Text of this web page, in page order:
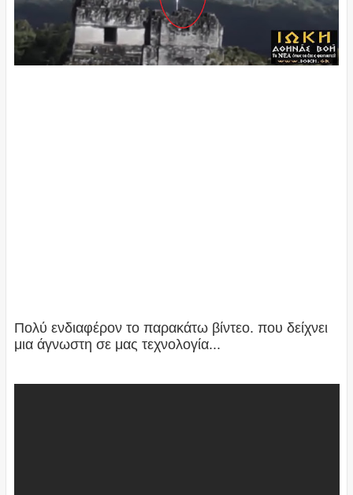
Πολύ ενδιαφέρον το παρακάτω βίντεο. που δείχνει
μια άγνωστη σε μας τεχνολογία...